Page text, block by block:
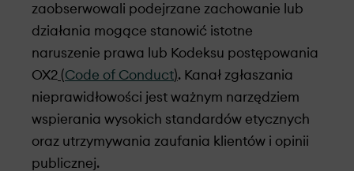
zaobserwowali podejrzane zachowanie lub
działania mogące stanowić istotne
naruszenie prawa lub Kodeksu postępowania
OX2 (Code of Conduct). Kanał zgłaszania
nieprawidłowości jest ważnym narzędziem
wspierania wysokich standardów etycznych
oraz utrzymywania zaufania klientów i opinii
publicznej.